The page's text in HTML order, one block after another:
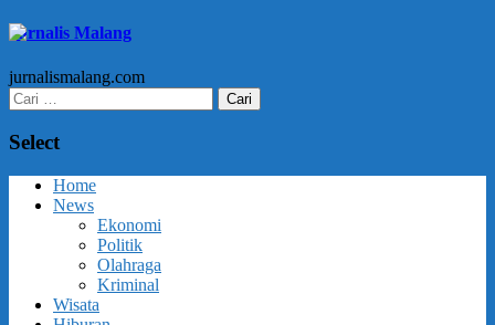
Jurnalis Malang
jurnalismalang.com
Cari
untuk:
Select
Home
News
Ekonomi
Politik
Olahraga
Kriminal
Wisata